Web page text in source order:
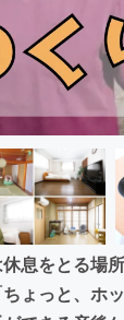
息をとる場
ょっと、ホ